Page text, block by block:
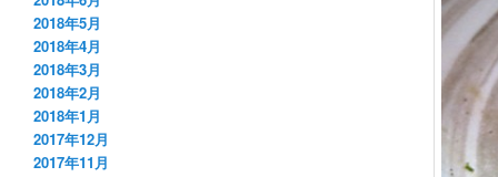
2018年5月
2018年4月
2018年3月
2018年2月
2018年1月
2017年12月
2017年11月